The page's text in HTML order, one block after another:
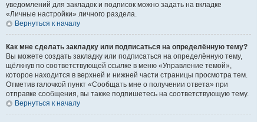
уведомлений для закладок и подписок можно задать на вкладке
«Личные настройки» личного раздела.
Вернуться к началу
Как мне сделать закладку или подписаться на определённую тему?
Вы можете создать закладку или подписаться на определённую тему,
щёлкнув по соответствующей ссылке в меню «Управление темой»,
которое находится в верхней и нижней части страницы просмотра тем.
Отметив галочкой пункт «Сообщать мне о получении ответа» при
отправке сообщения, вы также подпишетесь на соответствующую тему.
Вернуться к началу